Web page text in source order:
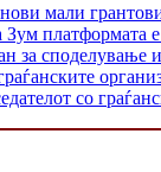
мали
платформата
за споделување
со